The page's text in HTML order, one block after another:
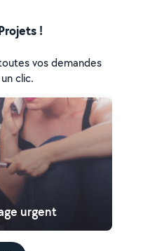
!
vos demandes
clic.
urgent